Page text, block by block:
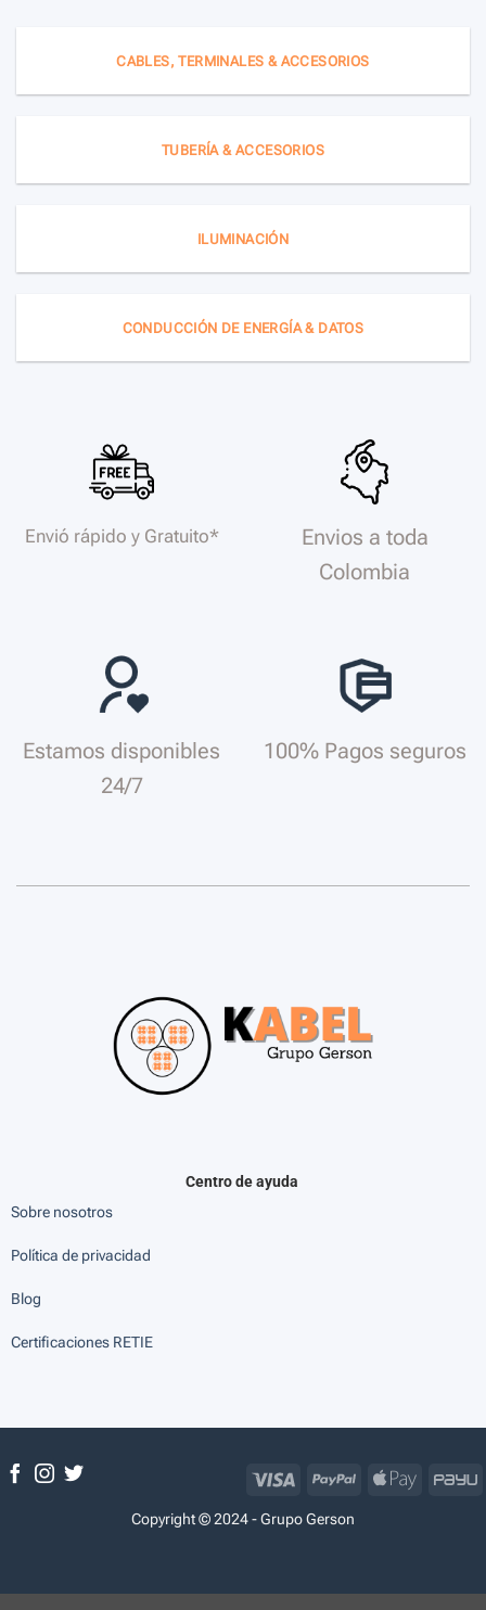
CABLES, TERMINALES & ACCESORIOS
TUBERÍA & ACCESORIOS
ILUMINACIÓN
CONDUCCIÓN DE ENERGÍA & DATOS
Envió rápido y Gratuito*
Envios a toda
Colombia
Estamos disponibles
24/7
100% Pagos seguros
Centro de ayuda
Sobre nosotros
Política de privacidad
Blog
Certificaciones RETIE
Copyright © 2024 - Grupo Gerson
Visa PayPal
Apple